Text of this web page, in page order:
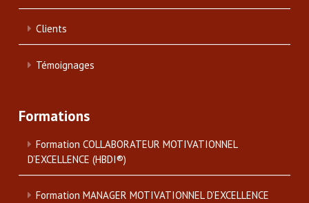
Clients
Témoignages
Formations
Formation COLLABORATEUR MOTIVATIONNEL
D’EXCELLENCE (HBDI®)
Formation MANAGER MOTIVATIONNEL D’EXCELLENCE